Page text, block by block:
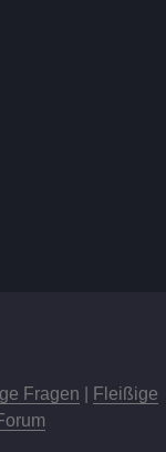
Fragen
Fleißige